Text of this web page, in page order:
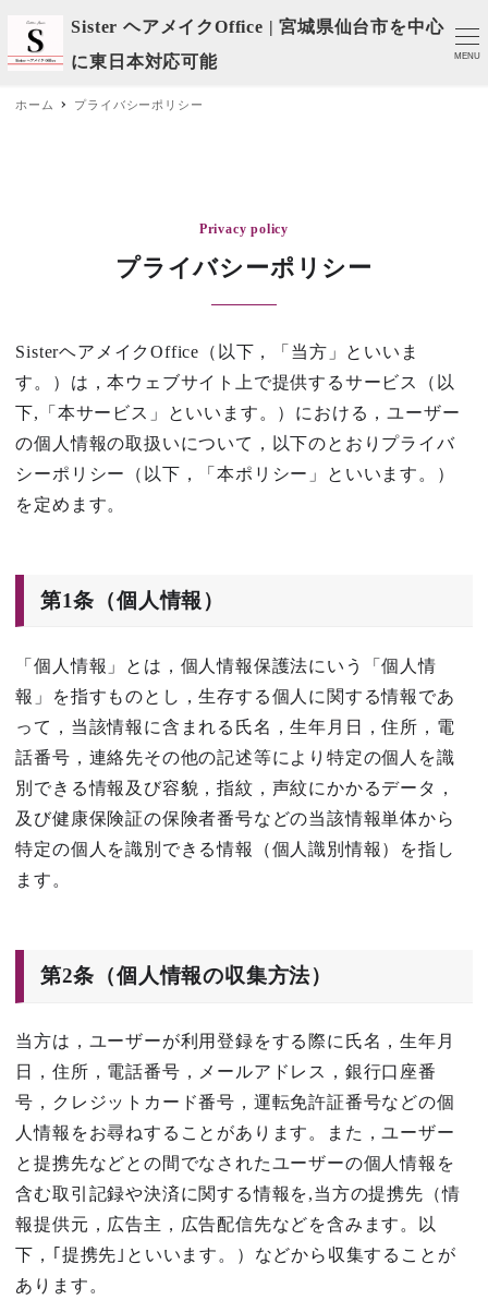
Sister ヘアメイクOffice | 宮城県仙台市を中心
に東日本対応可能
MENU
ホーム プライバシーポリシー
Privacy policy
プライバシーポリシー
SisterヘアメイクOffice（以下，「当方」といいま
す。）は，本ウェブサイト上で提供するサービス（以
下,「本サービス」といいます。）における，ユーザー
の個人情報の取扱いについて，以下のとおりプライバ
シーポリシー（以下，「本ポリシー」といいます。）
を定めます。
第1条（個人情報）
「個人情報」とは，個人情報保護法にいう「個人情
報」を指すものとし，生存する個人に関する情報であ
って，当該情報に含まれる氏名，生年月日，住所，電
話番号，連絡先その他の記述等により特定の個人を識
別できる情報及び容貌，指紋，声紋にかかるデータ，
及び健康保険証の保険者番号などの当該情報単体から
特定の個人を識別できる情報（個人識別情報）を指し
ます。
第2条（個人情報の収集方法）
当方は，ユーザーが利用登録をする際に氏名，生年月
日，住所，電話番号，メールアドレス，銀行口座番
号，クレジットカード番号，運転免許証番号などの個
人情報をお尋ねすることがあります。また，ユーザー
と提携先などとの間でなされたユーザーの個人情報を
含む取引記録や決済に関する情報を,当方の提携先（情
報提供元，広告主，広告配信先などを含みます。以
下，｢提携先｣といいます。）などから収集することが
あります。